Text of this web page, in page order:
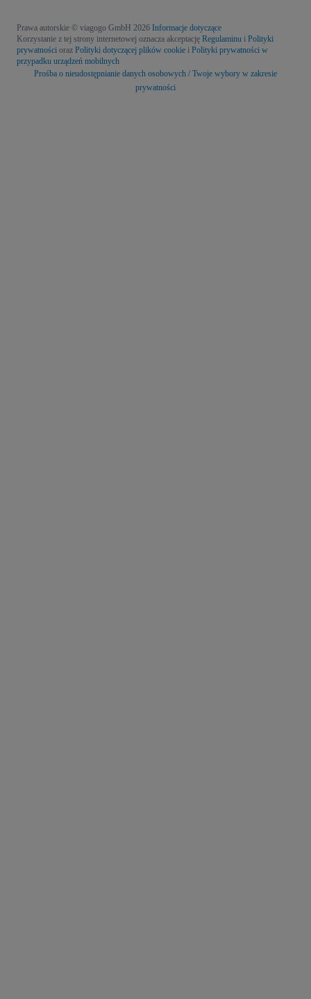
Prawa autorskie © viagogo GmbH 2026 Informacje dotyczące
Korzystanie z tej strony internetowej oznacza akceptację Regulaminu i Polityki
prywatności oraz Polityki dotyczącej plików cookie i Polityki prywatności w
przypadku urządzeń mobilnych
Prośba o nieudostępnianie danych osobowych / Twoje wybory w zakresie
prywatności